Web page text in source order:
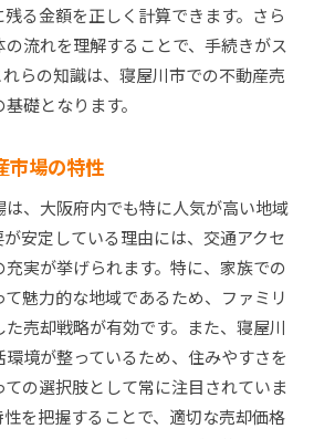
を得る重要性
続きと注意点
ールを活用する方法
計算方法
録免許税の理解
費用のリスト
めのヒント
の税金対策
却プロセスで押さえるべきポイン
認すべき事項
る金額を正しく計算できます。さら
流れを理解することで、手続きがス
らの知識は、寝屋川市での不動産売
礎となります。
市場の特性
、大阪府内でも特に人気が高い地域
安定している理由には、交通アクセ
実が挙げられます。特に、家族での
魅力的な地域であるため、ファミリ
売却戦略が有効です。また、寝屋川
境が整っているため、住みやすさを
の選択肢として常に注目されていま
を把握することで、適切な売却価格